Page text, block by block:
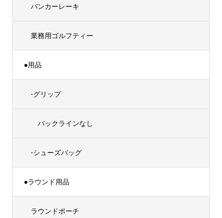
バンカーレーキ
業務用ゴルフティー
●用品
-グリップ
バックラインなし
-シューズバッグ
●ラウンド用品
ラウンドポーチ